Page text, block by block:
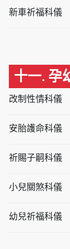
新車祈福科儀
十一. 孕
改制性情科儀
安胎護命科儀
祈賜子嗣科儀
小兒關煞科儀
幼兒祈福科儀